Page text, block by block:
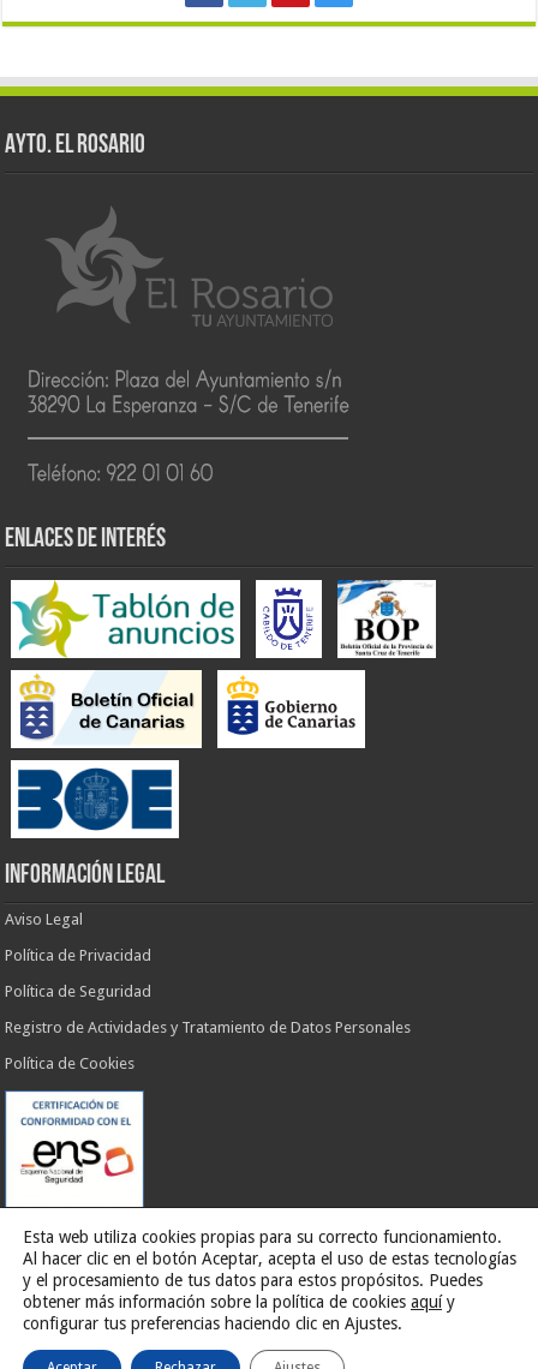
AYTO. EL ROSARIO
ENLACES DE INTERÉS
INFORMACIÓN LEGAL
Aviso Legal
Política de Privacidad
Política de Seguridad
Registro de Actividades y Tratamiento de Datos Personales
Política de Cookies
Web desarrollada porG13 Estudio Creativo
Esta web utiliza cookies propias para su correcto funcionamiento.
Al hacer clic en el botón Aceptar, acepta el uso de estas tecnologías
y el procesamiento de tus datos para estos propósitos. Puedes
obtener más información sobre la política de cookies aquíy
configurar tus preferencias haciendo clic en Ajustes.